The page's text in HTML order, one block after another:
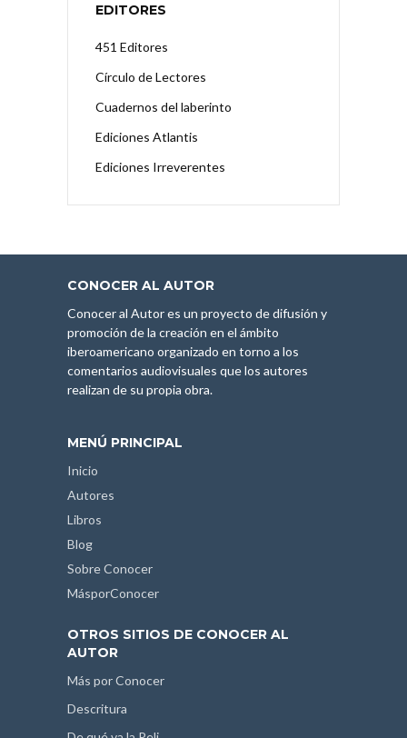
EDITORES
451 Editores
Círculo de Lectores
Cuadernos del laberinto
Ediciones Atlantis
Ediciones Irreverentes
CONOCER AL AUTOR
Conocer al Autor es un proyecto de difusión y
promoción de la creación en el ámbito
iberoamericano organizado en torno a los
comentarios audiovisuales que los autores
realizan de su propia obra.
MENÚ PRINCIPAL
Inicio
Autores
Libros
Blog
Sobre Conocer
MásporConocer
OTROS SITIOS DE CONOCER AL
AUTOR
Más por Conocer
Descritura